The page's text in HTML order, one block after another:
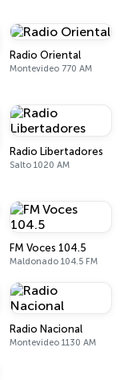
Radio Oriental
Montevideo 770 AM
Radio Libertadores
Salto 1020 AM
FM Voces 104.5
Maldonado 104.5 FM
Radio Nacional
Montevideo 1130 AM